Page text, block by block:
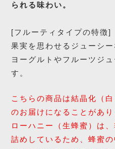
られる味わい。
[フルーティタイプの特徴]
果実を思わせるジューシ
ヨーグルトやフルーツジ
す。
こちらの商品は結晶化（
のお届けになることがあり
ローハニー（生蜂蜜）は
詰めしているため、蜂蜜